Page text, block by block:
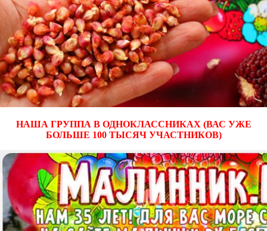
НАША ГРУППА В ОДНОКЛАССНИКАХ (ВАС УЖЕ
БОЛЬШЕ 100 ТЫСЯЧ УЧАСТНИКОВ)